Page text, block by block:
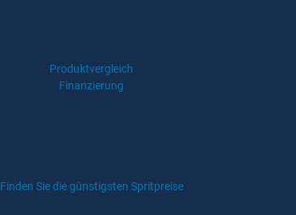
Produktvergleich
Finanzierung
Finden Sie die günstigsten Spritpreise